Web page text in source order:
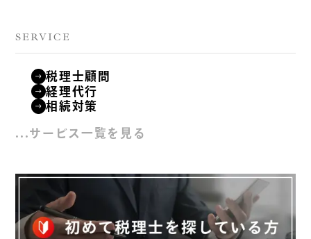
SERVICE
税理士顧問
経理代行
相続対策
...サービス一覧を見る